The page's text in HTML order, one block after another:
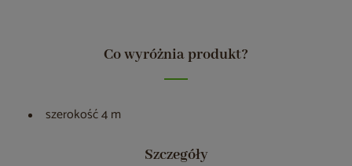
Co wyróżnia produkt?
szerokość 4 m
Szczegóły